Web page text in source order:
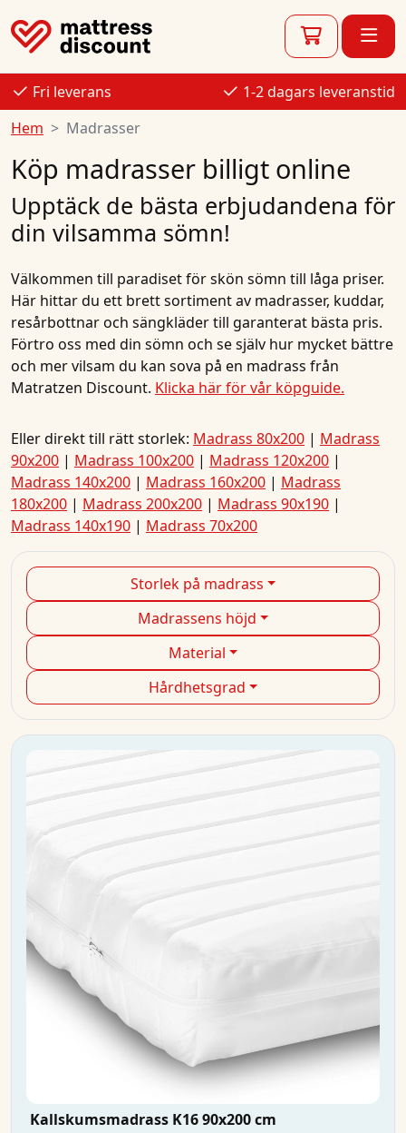
Fri leverans
1-2 dagars leveranstid
Hem
Madrasser
Köp madrasser billigt online
Upptäck de bästa erbjudandena för
din vilsamma sömn!
Välkommen till paradiset för skön sömn till låga priser.
Här hittar du ett brett sortiment av madrasser, kuddar,
resårbottnar och sängkläder till garanterat bästa pris.
Förtro oss med din sömn och se själv hur mycket bättre
och mer vilsam du kan sova på en madrass från
Matratzen Discount. Klicka här för vår köpguide.
Eller direkt till rätt storlek: Madrass 80x200 | Madrass
90x200 | Madrass 100x200 | Madrass 120x200 |
Madrass 140x200 | Madrass 160x200 | Madrass
180x200 | Madrass 200x200 | Madrass 90x190 |
Madrass 140x190 | Madrass 70x200
Storlek på madrass
Madrassens höjd
Material
Hårdhetsgrad
Kallskumsmadrass K16 90x200 cm